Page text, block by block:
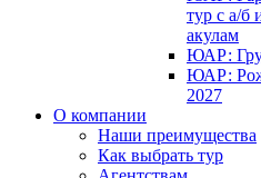
тур с а/б
акулам
ЮАР:
ЮАР:
2027
О компании
Наши преимущества
Как выбрать тур